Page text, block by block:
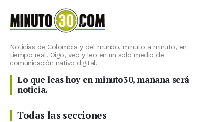
Noticias de Colombia y del mundo, minuto a minuto, en
tiempo real. Oigo, veo y leo en un solo medio de
comunicación nativo digital.
Lo que leas hoy en minuto30, mañana será
noticia.
Todas las secciones